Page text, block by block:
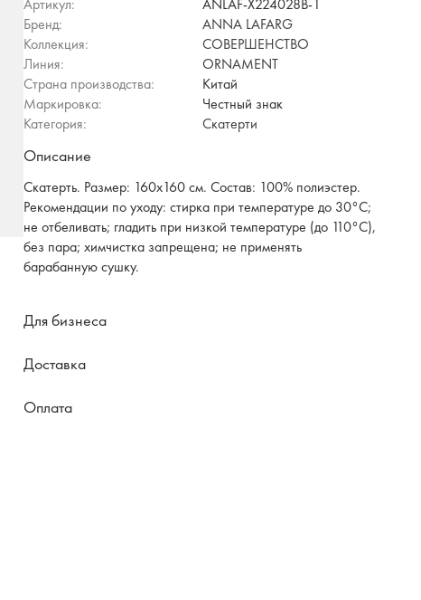
Артикул:
ANLAF-X224028B-1
Бренд:
ANNA LAFARG
Коллекция:
СОВЕРШЕНСТВО
Линия:
ORNAMENT
Страна производства:
Китай
Маркировка:
Честный знак
Категория:
Скатерти
Описание
Скатерть. Размер: 160х160 см. Состав: 100% полиэстер.
Рекомендации по уходу: стирка при температуре до 30°C;
не отбеливать; гладить при низкой температуре (до 110°C),
без пара; химчистка запрещена; не применять
барабанную сушку.
Для бизнеса
Доставка
Оплата